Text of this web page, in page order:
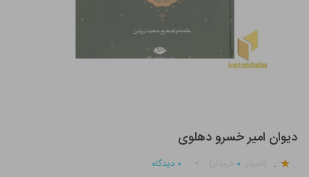
دیوان امیر خسرو دهلوی
. ۰ ۰ دیدگاه